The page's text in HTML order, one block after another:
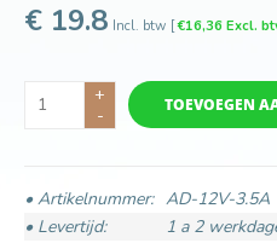
€ 19.8 Incl. btw [€16,36 Excl.
+
-
TOEVOEGEN
• Artikelnummer: AD-12V-3.5A
• Levertijd:
1 a 2